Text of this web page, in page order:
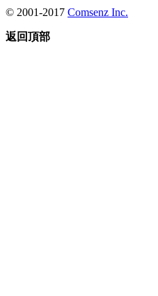
© 2001-2017 Comsenz Inc.
返回頂部